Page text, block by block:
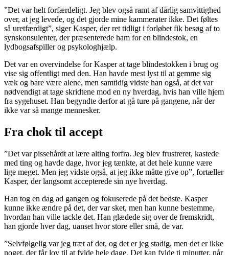
”Det var helt forfærdeligt. Jeg blev også ramt af dårlig samvittighed
over, at jeg levede, og det gjorde mine kammerater ikke. Det føltes
så uretfærdigt”, siger Kasper, der ret tidligt i forløbet fik besøg af to
synskonsulenter, der præsenterede ham for en blindestok, en
lydbogsafspiller og psykologhjælp.
Det var en overvindelse for Kasper at tage blindestokken i brug og
vise sig offentligt med den. Han havde mest lyst til at gemme sig
væk og bare være alene, men samtidig vidste han også, at det var
nødvendigt at tage skridtene mod en ny hverdag, hvis han ville hjem
fra sygehuset. Han begyndte derfor at gå ture på gangene, når der
ikke var så mange mennesker.
Fra chok til accept
”Det var pissehårdt at lære alting forfra. Jeg blev frustreret, kastede
med ting og havde dage, hvor jeg tænkte, at det hele kunne være
lige meget. Men jeg vidste også, at jeg ikke måtte give op”, fortæller
Kasper, der langsomt accepterede sin nye hverdag.
Han tog en dag ad gangen og fokuserede på det bedste. Kasper
kunne ikke ændre på det, der var sket, men han kunne bestemme,
hvordan han ville tackle det. Han glædede sig over de fremskridt,
han gjorde hver dag, uanset hvor store eller små, de var.
”Selvfølgelig var jeg træt af det, og det er jeg stadig, men det er ikke
noget, der får lov til at fylde hele dage. Det kan fylde ti minutter, når